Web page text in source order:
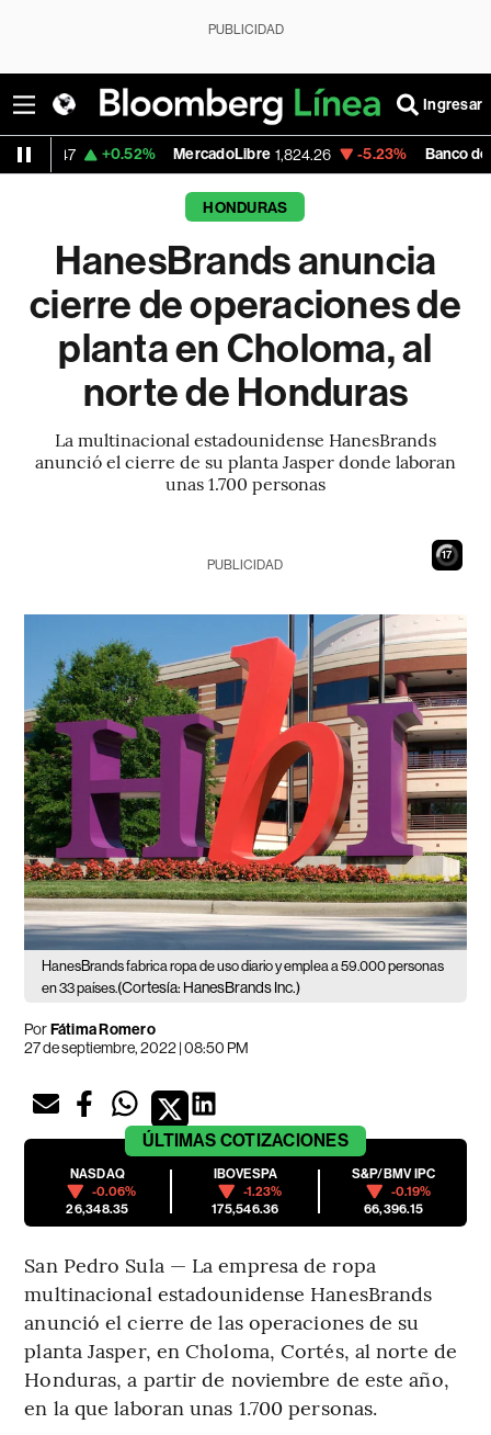
PUBLICIDAD
Ingresar
MercadoLibre 1,824.26 -5.23% Banco de Bogota
HONDURAS
HanesBrands anuncia
cierre de operaciones de
planta en Choloma, al
norte de Honduras
La multinacional estadounidense HanesBrands
anunció el cierre de su planta Jasper donde laboran
unas 1.700 personas
16
PUBLICIDAD
HanesBrands fabrica ropa de uso diario y emplea a 59.000 personas
en 33 países.(Cortesía: HanesBrands Inc.)
PorFátima Romero
27 de septiembre, 2022 | 08:50 PM
ÚLTIMAS COTIZACIONES
NASDAQ
-0.06%
26,348.35
IBOVESPA
-1.23%
175,546.36
S&P/BMV IPC
-0.19%
66,396.15
San Pedro Sula — La empresa de ropa
multinacional estadounidense HanesBrands
anunció el cierre de las operaciones de su
planta Jasper, en Choloma, Cortés, al norte de
Honduras, a partir de noviembre de este año,
en la que laboran unas 1.700 personas.